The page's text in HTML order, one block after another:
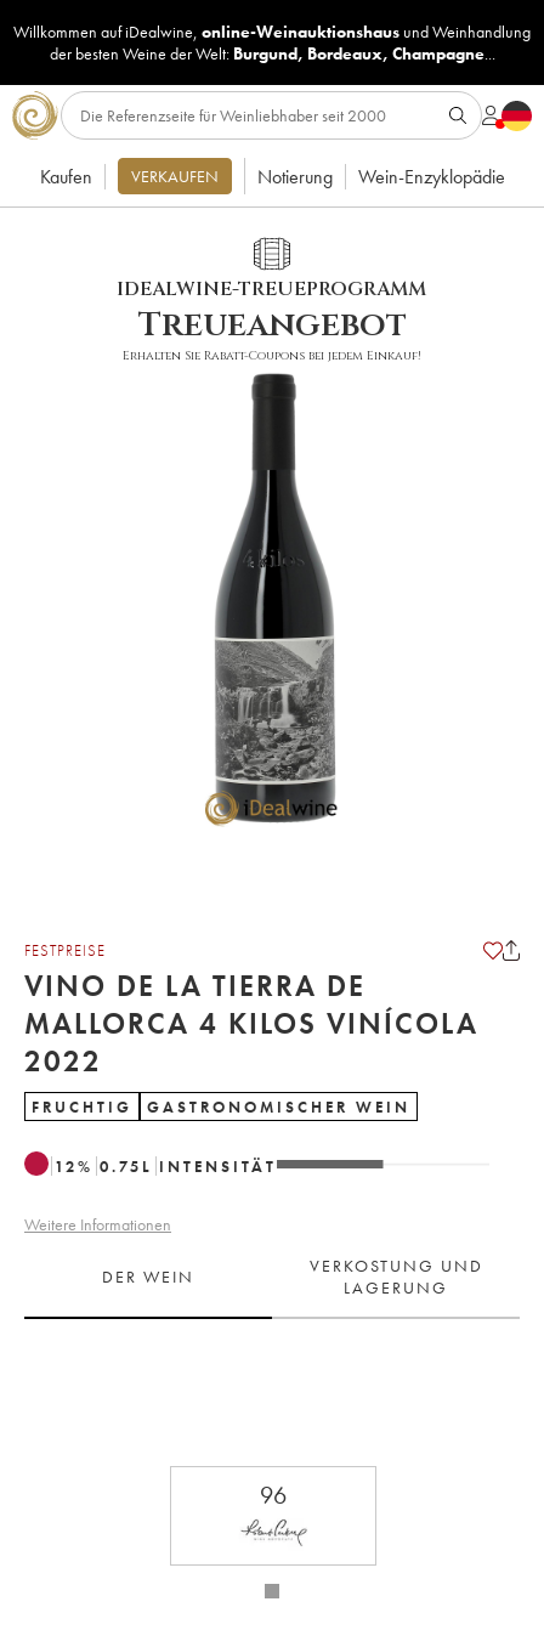
Willkommen auf iDealwine, online-Weinauktionshaus undWeinhandlung
der besten Weine der Welt: Burgund, Bordeaux, Champagne...
Kaufen VERKAUFEN Notierung Wein-Enzyklopädie
IDEALWINE-TREUEPROGRAMM
Treueangebot
Erhalten Sie Rabatt-Coupons bei jedem Einkauf!
FESTPREISE
VINO DE LA TIERRA DE
MALLORCA 4 KILOS VINÍCOLA
2022
FRUCHTIG GASTRONOMISCHER WEIN
12% 0.75 L INTENSITÄT
Weitere Informationen
DER WEIN
VERKOSTUNG UND
LAGERUNG
96